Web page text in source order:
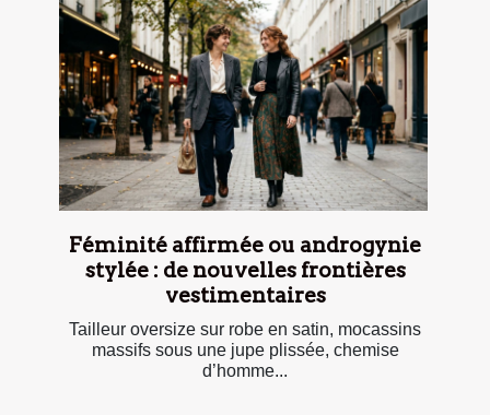
Féminité affirmée ou androgynie
stylée : de nouvelles frontières
vestimentaires
Tailleur oversize sur robe en satin, mocassins
massifs sous une jupe plissée, chemise
d’homme...